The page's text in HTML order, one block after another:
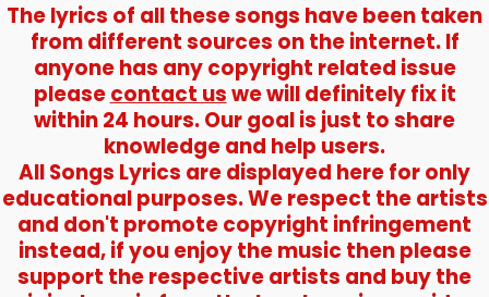
The lyrics of all these songs have been taken
from different sources on the internet. If
anyone has any copyright related issue
pleasecontact uswe will definitely fix it
within 24 hours. Our goal is just to share
knowledge and help users.
All Songs Lyrics are displayed here for only
educational purposes. We respect the artists
and don't promote copyright infringement
instead, if you enjoy the music then please
support the respective artists and buy the